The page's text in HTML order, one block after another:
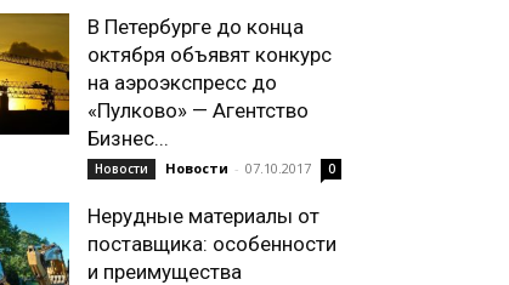
В Петербурге до конца
октября объявят конкурс
на аэроэкспресс до
«Пулково» — Агентство
Бизнес...
Новости Новости - 07.10.2017 0
Нерудные материалы от
поставщика: особенности
и преимущества